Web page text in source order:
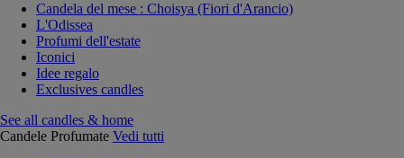
Candela del mese : Choisya (Fiori d'Arancio)
L'Odissea
Profumi dell'estate
Iconici
Idee regalo
Exclusives candles
See all candles & home
Candele Profumate Vedi tutti